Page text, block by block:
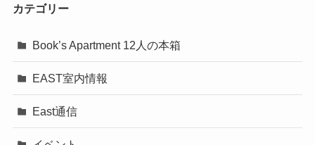
カテゴリー
Book’s Apartment 12人の本箱
EAST室内情報
East通信